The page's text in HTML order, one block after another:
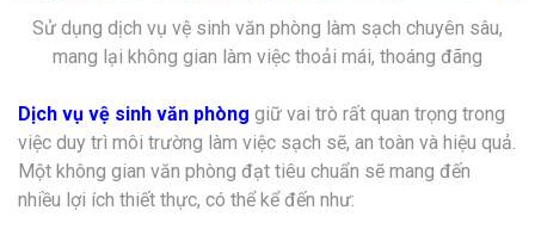
Sử dụng dịch vụ vệ sinh văn phòng làm sạch chuyên sâu,
mang lại không gian làm việc thoải mái, thoáng đãng
Dịch vụ vệ sinh văn phòng giữ vai trò rất quan trọng trong
việc duy trì môi trường làm việc sạch sẽ, an toàn và hiệu quả.
Một không gian văn phòng đạt tiêu chuẩn sẽ mang đến
nhiều lợi ích thiết thực, có thể kể đến như: